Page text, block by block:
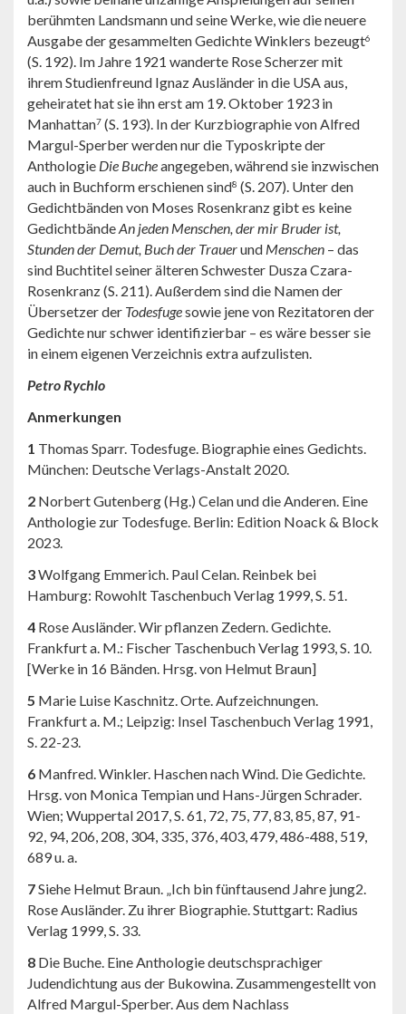
berühmten Landsmann und seine Werke, wie die neuere
Ausgabe der gesammelten Gedichte Winklers bezeugt6
(S. 192). Im Jahre 1921 wanderte Rose Scherzer mit
ihrem Studienfreund Ignaz Ausländer in die USA aus,
geheiratet hat sie ihn erst am 19. Oktober 1923 in
Manhattan7 (S. 193). In der Kurzbiographie von Alfred
Margul-Sperber werden nur die Typoskripte der
Anthologie Die Bucheangegeben, während sie inzwischen
auch in Buchform erschienen sind8 (S. 207). Unter den
Gedichtbänden von Moses Rosenkranz gibt es keine
GedichtbändeAn jeden Menschen, der mir Bruder ist,
Stunden der Demut, Buch der Trauerund Menschen – das
sind Buchtitel seiner älteren Schwester Dusza Czara-
Rosenkranz (S. 211). Außerdem sind die Namen der
Übersetzer der Todesfugesowie jene von Rezitatoren der
Gedichte nur schwer identifizierbar – es wäre besser sie
in einem eigenen Verzeichnis extra aufzulisten.
Petro Rychlo
Anmerkungen
1 Thomas Sparr. Todesfuge. Biographie eines Gedichts.
München: Deutsche Verlags-Anstalt 2020.
2 Norbert Gutenberg (Hg.) Celan und die Anderen. Eine
Anthologie zur Todesfuge. Berlin: Edition Noack & Block
2023.
3Wolfgang Emmerich. Paul Celan. Reinbek bei
Hamburg: Rowohlt Taschenbuch Verlag 1999, S. 51.
4 Rose Ausländer. Wir pflanzen Zedern. Gedichte.
Frankfurt a. M.: Fischer Taschenbuch Verlag 1993, S. 10.
[Werke in 16 Bänden. Hrsg. von Helmut Braun]
5 Marie Luise Kaschnitz. Orte. Aufzeichnungen.
Frankfurt a. M.; Leipzig: Insel Taschenbuch Verlag 1991,
S. 22-23.
6 Manfred. Winkler. Haschen nach Wind. Die Gedichte.
Hrsg. von Monica Tempian und Hans-Jürgen Schrader.
Wien; Wuppertal 2017, S. 61, 72, 75, 77, 83, 85, 87, 91-
92, 94, 206, 208, 304, 335, 376, 403, 479, 486-488, 519,
689 u. a.
7Siehe Helmut Braun. „Ich bin fünftausend Jahre jung2.
Rose Ausländer. Zu ihrer Biographie. Stuttgart: Radius
Verlag 1999, S. 33.
8 Die Buche. Eine Anthologie deutschsprachiger
Judendichtung aus der Bukowina. Zusammengestellt von
Alfred Margul-Sperber. Aus dem Nachlass